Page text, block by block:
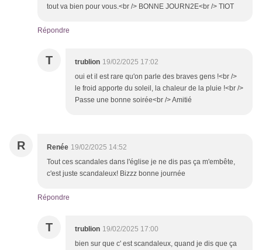
tout va bien pour vous.<br /> BONNE JOURN2E<br /> TIOT
Répondre
T trublion 19/02/2025 17:02
oui et il est rare qu'on parle des braves gens !<br />
le froid apporte du soleil, la chaleur de la pluie !<br />
Passe une bonne soirée<br /> Amitié
R Renée 19/02/2025 14:52
Tout ces scandales dans l'église je ne dis pas ça m'embête,
c'est juste scandaleux! Bizzz bonne journée
Répondre
T trublion 19/02/2025 17:00
bien sur que c' est scandaleux, quand je dis que ça